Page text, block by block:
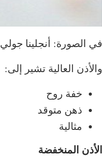
في الصورة: أنجلينا جولي
والأذن العالية تشير إلى:
خفة روح
ذهن متوقد
مثالية
الأذن المنخفضة